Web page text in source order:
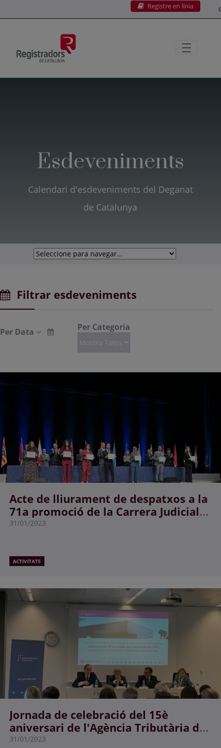
Registre en línia
Esdeveniments
Calendari d'esdeveniments del Deganat
de Catalunya
Filtrar esdeveniments
Per Data Per Categoria
Acte de lliurament de despatxos a la
71a promoció de la Carrera Judicial i
la XXII del quart torn
31/01/2023
ACTIVITATS
Jornada de celebració del 15è
aniversari de l'Agència Tributària de
Catalunya
31/01/2023